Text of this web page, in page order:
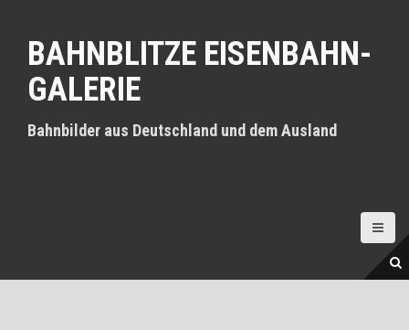
t
BAHNBLITZE EISENBAHN-
GALERIE
Bahnbilder aus Deutschland und dem Ausland